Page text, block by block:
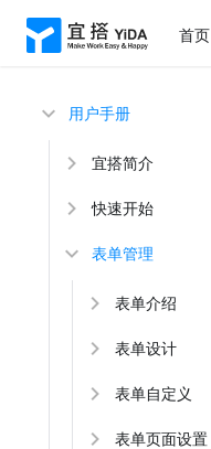
首页
用户手册
宜搭简介
快速开始
表单管理
表单介绍
表单设计
表单自定义
表单页面设置